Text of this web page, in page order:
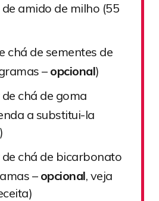
amido de milho (55
chá de sementes de
–opcional)
chá de goma
a substitui-la
)
chá de bicarbonato
– opcional, veja